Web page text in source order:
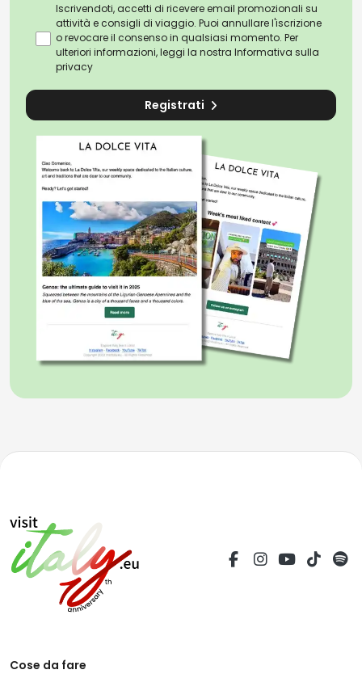
Iscrivendoti, accetti di ricevere email promozionali su
attività e consigli di viaggio. Puoi annullare l'iscrizione
o revocare il consenso in qualsiasi momento. Per
ulteriori informazioni, leggi la nostra Informativa sulla
privacy
Registrati
Cose da fare